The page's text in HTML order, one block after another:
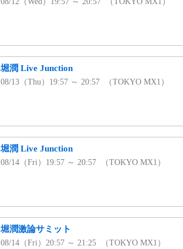
堀潤 Live Junction
08/13（Thu）19:57 ～ 20:57 （TOKYO MX1）
堀潤 Live Junction
08/14（Fri）19:57 ～ 20:57 （TOKYO MX1）
堀潤激論サミット
08/14（Fri）20:57 ～ 21:25 （TOKYO MX1）